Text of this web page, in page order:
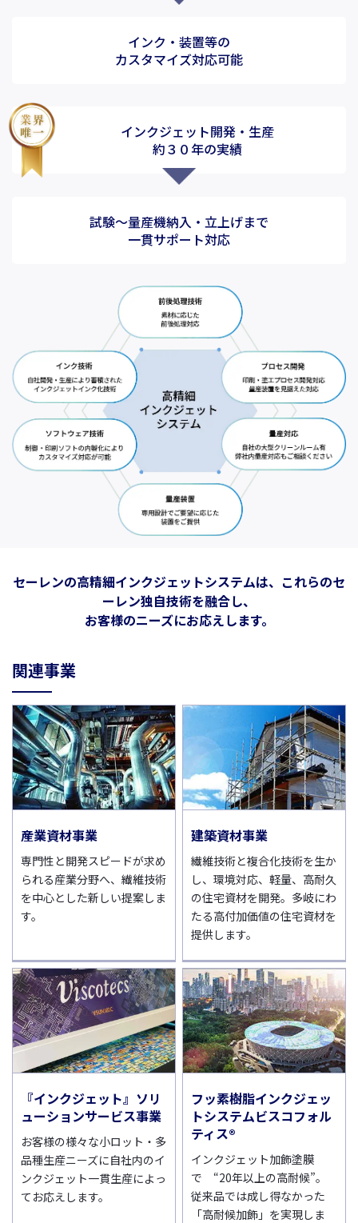
インク・装置等の
カスタマイズ対応可能
インクジェット開発・生産
約３０年の実績
試験～量産機納入・立上げまで
一貫サポート対応
セーレンの高精細インクジェットシステムは、これらのセ
ーレン独自技術を融合し、
お客様のニーズにお応えします。
関連事業
産業資材事業
専門性と開発スピードが求め
られる産業分野へ、繊維技術
を中心とした新しい提案しま
す。
建築資材事業
繊維技術と複合化技術を生か
し、環境対応、軽量、高耐久
の住宅資材を開発。多岐にわ
たる高付加価値の住宅資材を
提供します。
『インクジェット』ソリ
ューションサービス事業
お客様の様々な小ロット・多
品種生産ニーズに自社内のイ
ンクジェット一貫生産によっ
てお応えします。
フッ素樹脂インクジェッ
トシステムビスコフォル
ティス®
インクジェット加飾塗膜
で “20年以上の高耐候”。
従来品では成し得なかった
「高耐候加飾」を実現しま